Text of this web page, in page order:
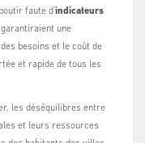
faute d' indicateurs
une
besoins et le coût de
et rapide de tous les
les déséquilibres entre
et leurs ressources